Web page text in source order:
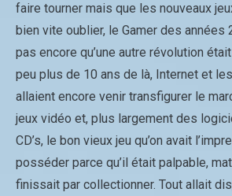
faire tourner mais que les nouveaux
bien vite oublier, le Gamer des années
pas encore qu’une autre révolution
peu plus de 10 ans de là, Internet et
allaient encore venir transfigurer le
jeux vidéo et, plus largement des
CD’s, le bon vieux jeu qu’on avait
posséder parce qu’il était palpable,
finissait par collectionner. Tout allait